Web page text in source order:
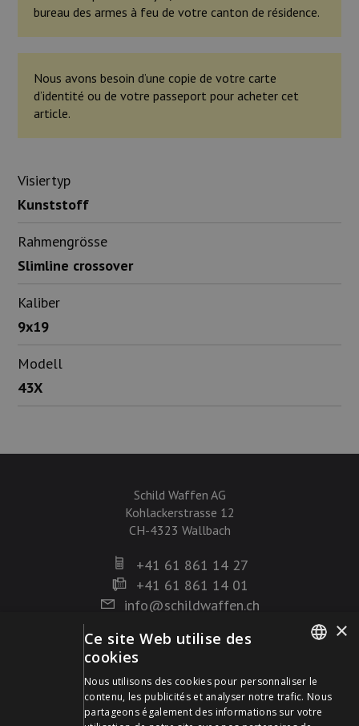
bureau des armes à feu de votre canton de résidence.
Nous avons besoin d’une copie de votre carte
d’identité ou de votre passeport pour acheter cet
article.
Visiertyp
Kunststoff
Rahmengrösse
Slimline crossover
Kaliber
9x19
Modell
43X
Schild Waffen AG
Kohlackerstrasse 12
CH-4323 Wallbach
+41 61 861 14 27
+41 61 861 14 01
info@schildwaffen.ch
Mode de paiement
FRENCH
×
Ce site Web utilise des
cookies
Nous utilisons des cookies pour personnaliser le
contenu, les publicités et analyser notre trafic. Nous
partageons également des informations sur votre